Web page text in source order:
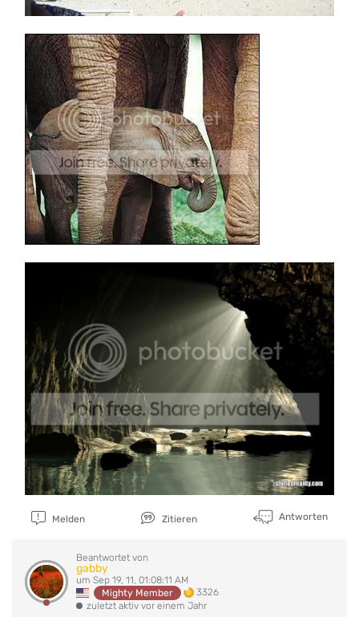
Melden Zitieren Antworten
Beantwortet von
gabby
um Sep 19, 11, 01:08:11 AM
Mighty Member
3326
zuletzt aktiv vor einem Jahr